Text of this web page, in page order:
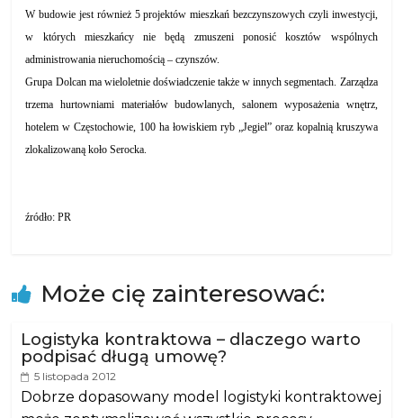
W budowie jest również 5 projektów mieszkań bezczynszowych czyli inwestycji,
w których mieszkańcy nie będą zmuszeni ponosić kosztów wspólnych
administrowania nieruchomością – czynszów.
Grupa Dolcan ma wieloletnie doświadczenie także w innych segmentach. Zarządza
trzema hurtowniami materiałów budowlanych, salonem wyposażenia wnętrz,
hotelem w Częstochowie, 100 ha łowiskiem ryb „Jegiel” oraz kopalnią kruszywa
zlokalizowaną koło Serocka.
źródło: PR
Może cię zainteresować:
Logistyka kontraktowa – dlaczego warto
podpisać długą umowę?
5 listopada 2012
Dobrze dopasowany model logistyki kontraktowej